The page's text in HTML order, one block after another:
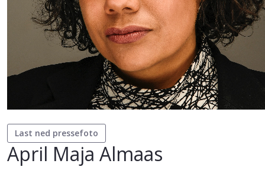
Last ned pressefoto
April Maja Almaas